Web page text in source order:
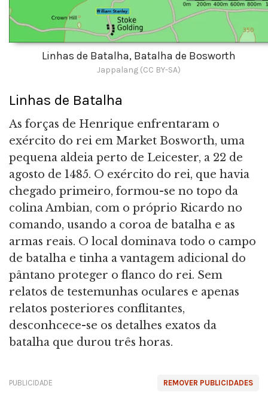
Linhas de Batalha, Batalha de Bosworth
Jappalang (CC BY-SA)
Linhas de Batalha
As forças de Henrique enfrentaram o
exército do rei em Market Bosworth, uma
pequena aldeia perto de Leicester, a 22 de
agosto de 1485. O exército do rei, que havia
chegado primeiro, formou-se no topo da
colina Ambian, com o próprio Ricardo no
comando, usando a coroa de batalha e as
armas reais. O local dominava todo o campo
de batalha e tinha a vantagem adicional do
pântano proteger o flanco do rei. Sem
relatos de testemunhas oculares e apenas
relatos posteriores conflitantes,
desconhcece-se os detalhes exatos da
batalha que durou três horas.
REMOVER PUBLICIDADES
PUBLICIDADE